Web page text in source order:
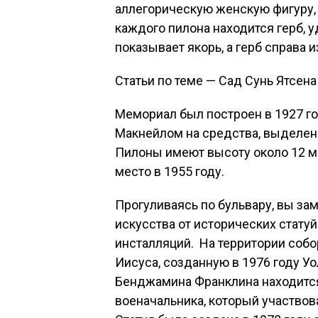
аллегорическую женскую
каждого пилона находится
показывает якорь, а герб справа
Статьи по теме — Сад Сунь
Мемориал был построен в 1927
Макнейлом на средства,
Пилоны имеют высоту около 12
место в 1955 году.
Прогуливаясь по бульвару, вы
искусства от исторических
инсталляций. На территории
Иисуса, созданную в 1976 году
Бенджамина Франклина
военачальника, который